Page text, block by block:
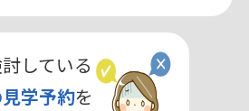
している
学予約を